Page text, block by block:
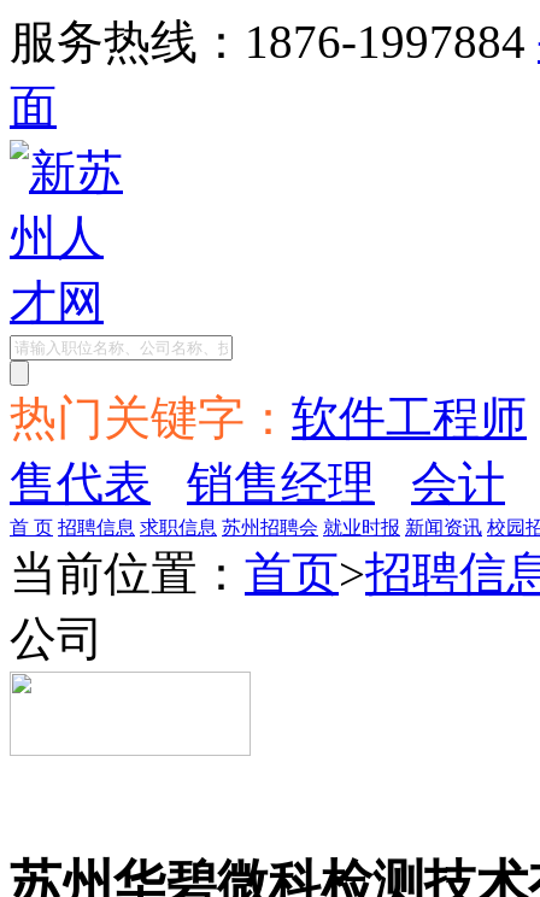
服务热线：1876-1997884
面
热门关键字： 软件工程师
售代表
销售经理 会计
首 页 招聘信息 求职信息 苏州招聘会 就业时报 新闻资讯 校园
当前位置： 首页>招聘信
公司
苏州华碧微科检测技